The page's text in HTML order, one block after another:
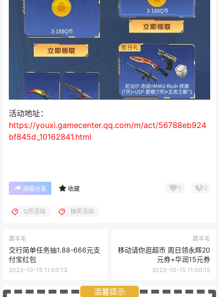
活动地址：
https://youxi.gamecenter.qq.com/m/act/56788eb924
bf845d_10162841.html
海报分享 收藏 0 0
Q币活动 抽奖活动
薅羊毛
交行简单任务抽1.88-666元支
付宝红包
2023-10-15 11:00:13
薅羊毛
移动请你逛超市 周日领永辉20
元券+华润15元券
2023-10-15 11:00:15
温馨提示